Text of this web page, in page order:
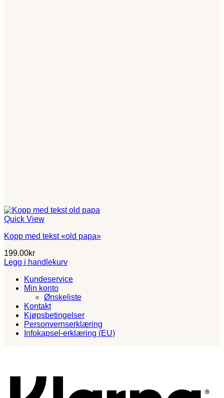
Quick View
Kopp med tekst «old papa»
199.00kr
Legg i handlekurv
Kundeservice
Min konto
Ønskeliste
Kontakt
Kjøpsbetingelser
Personvernserklæring
Infokapsel-erklæring (EU)